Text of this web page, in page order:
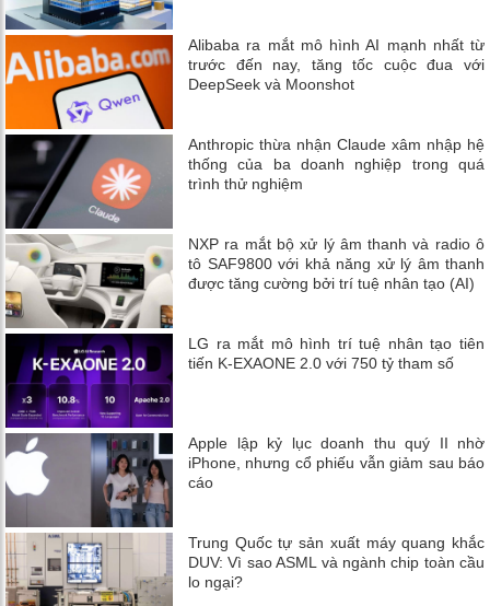
Alibaba ra mắt mô hình AI mạnh nhất từ
trước đến nay, tăng tốc cuộc đua với
DeepSeek và Moonshot
Anthropic thừa nhận Claude xâm nhập hệ
thống của ba doanh nghiệp trong quá
trình thử nghiệm
NXP ra mắt bộ xử lý âm thanh và radio ô
tô SAF9800 với khả năng xử lý âm thanh
được tăng cường bởi trí tuệ nhân tạo (AI)
LG ra mắt mô hình trí tuệ nhân tạo tiên
tiến K-EXAONE 2.0 với 750 tỷ tham số
Apple lập kỷ lục doanh thu quý II nhờ
iPhone, nhưng cổ phiếu vẫn giảm sau báo
cáo
Trung Quốc tự sản xuất máy quang khắc
DUV: Vì sao ASML và ngành chip toàn cầu
lo ngại?